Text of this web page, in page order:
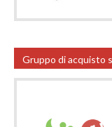
Gruppo di acquisto